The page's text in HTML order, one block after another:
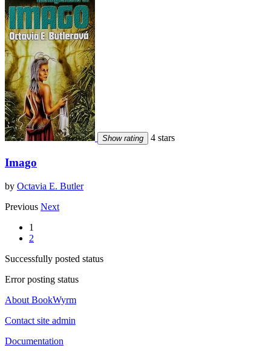
Show rating 4 stars
Imago
by Octavia E. Butler
Previous Next
1
2
Successfully posted status
Error posting status
About BookWyrm
Contact site admin
Documentation